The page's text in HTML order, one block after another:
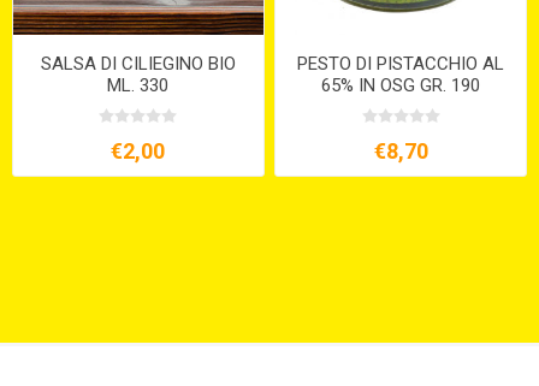
SALSA DI CILIEGINO BIO
ML. 330
€2,00
PESTO DI PISTACCHIO AL
65% IN OSG GR. 190
€8,70